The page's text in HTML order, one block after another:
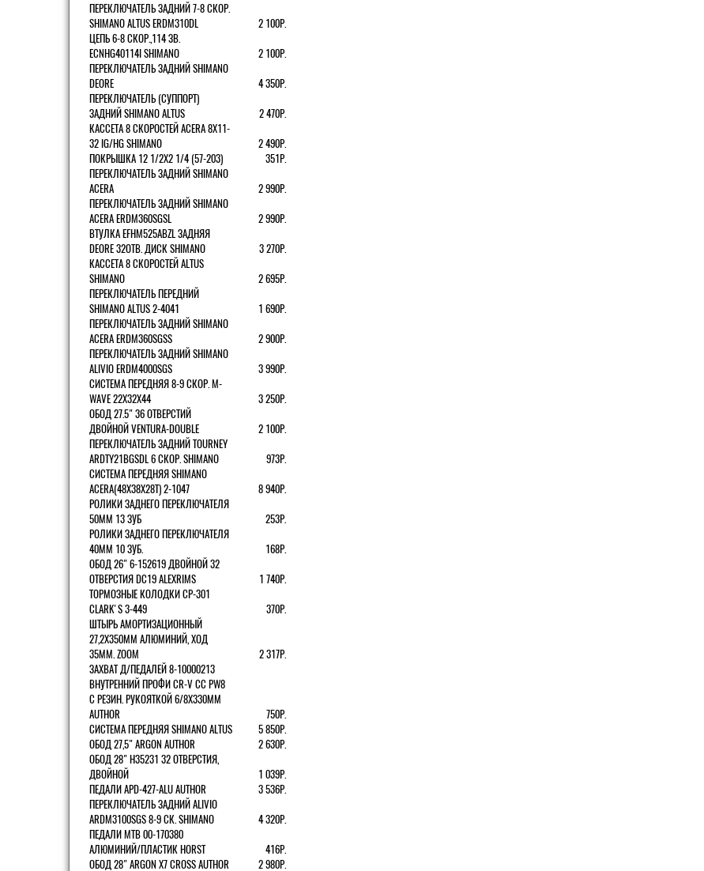
ПЕРЕКЛЮЧАТЕЛЬ ЗАДНИЙ 7-8 СКОР.
SHIMANO ALTUS ERDM310DL
2 100Р.
ЦЕПЬ 6-8 СКОР.,114 ЗВ.
ECNHG40114I SHIMANO
2 100Р.
ПЕРЕКЛЮЧАТЕЛЬ ЗАДНИЙ SHIMANO
DEORE
4 350Р.
ПЕРЕКЛЮЧАТЕЛЬ (СУППОРТ)
ЗАДНИЙ SHIMANO ALTUS
2 470Р.
КАССЕТА 8 СКОРОСТЕЙ ACERA 8Х11-
32 IG/HG SHIMANO
2 490Р.
ПОКРЫШКА 12 1/2X2 1/4 (57-203)
351Р.
ПЕРЕКЛЮЧАТЕЛЬ ЗАДНИЙ SHIMANO
ACERA
2 990Р.
ПЕРЕКЛЮЧАТЕЛЬ ЗАДНИЙ SHIMANO
ACERA ERDM360SGSL
2 990Р.
ВТУЛКА EFHM525ABZL ЗАДНЯЯ
DEORE 32ОТВ. ДИСК SHIMANO
3 270Р.
КАССЕТА 8 СКОРОСТЕЙ ALTUS
SHIMANO
2 695Р.
ПЕРЕКЛЮЧАТЕЛЬ ПЕРЕДНИЙ
SHIMANO ALTUS 2-4041
1 690Р.
ПЕРЕКЛЮЧАТЕЛЬ ЗАДНИЙ SHIMANO
ACERA ERDM360SGSS
2 900Р.
ПЕРЕКЛЮЧАТЕЛЬ ЗАДНИЙ SHIMANO
ALIVIO ERDM4000SGS
3 990Р.
СИСТЕМА ПЕРЕДНЯЯ 8-9 СКОР. M-
WAVE 22Х32Х44
3 250Р.
ОБОД 27.5" 36 ОТВЕРСТИЙ
ДВОЙНОЙ VENTURA-DOUBLE
2 100Р.
ПЕРЕКЛЮЧАТЕЛЬ ЗАДНИЙ TOURNEY
ARDTY21BGSDL 6 СКОР. SHIMANO
973Р.
СИСТЕМА ПЕРЕДНЯЯ SHIMANO
ACERA(48Х38Х28Т) 2-1047
8 940Р.
РОЛИКИ ЗАДНЕГО ПЕРЕКЛЮЧАТЕЛЯ
50ММ 13 ЗУБ
253Р.
РОЛИКИ ЗАДНЕГО ПЕРЕКЛЮЧАТЕЛЯ
40ММ 10 ЗУБ.
168Р.
ОБОД 26" 6-152619 ДВОЙНОЙ 32
ОТВЕРСТИЯ DC19 ALEXRIMS
1 740Р.
ТОРМОЗНЫЕ КОЛОДКИ CP-301
CLARK'S 3-449
370Р.
ШТЫРЬ АМОРТИЗАЦИОННЫЙ
27,2Х350ММ АЛЮМИНИЙ, ХОД
35ММ. ZOOM
2 317Р.
ЗАХВАТ Д/ПЕДАЛЕЙ 8-10000213
ВНУТРЕННИЙ ПРОФИ CR-V CC PW8
С РЕЗИН. РУКОЯТКОЙ 6/8X330ММ
AUTHOR
750Р.
СИСТЕМА ПЕРЕДНЯЯ SHIMANO ALTUS
5 850Р.
ОБОД 27,5" ARGON AUTHOR
2 630Р.
ОБОД 28" H35231 32 ОТВЕРСТИЯ,
ДВОЙНОЙ
1 039Р.
ПЕДАЛИ APD-427-ALU AUTHOR
3 536Р.
ПЕРЕКЛЮЧАТЕЛЬ ЗАДНИЙ ALIVIO
ARDM3100SGS 8-9 СК. SHIMANO
4 320Р.
ПЕДАЛИ MTB 00-170380
АЛЮМИНИЙ/ПЛАСТИК HORST
416Р.
ОБОД 28" ARGON X7 CROSS AUTHOR
2 980Р.